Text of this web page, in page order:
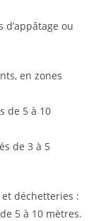
ou
en zones
de 5 à 10
de 3 à 5
déchetteries :
5 à 10 mètres.